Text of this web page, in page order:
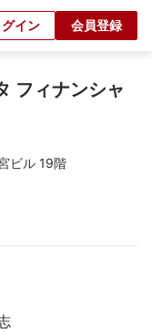
グイン 会員登録
フィナンシャ
ビル 19階